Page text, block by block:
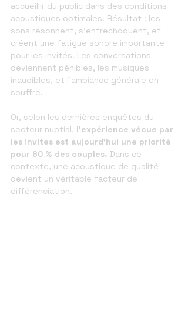
accueillir du public dans des conditions
acoustiques optimales. Résultat : les
sons résonnent, s’entrechoquent, et
créent une fatigue sonore importante
pour les invités. Les conversations
deviennent pénibles, les musiques
inaudibles, et l’ambiance générale en
souffre.
Or, selon les dernières enquêtes du
secteur nuptial, l'expérience vécue par
les invités est aujourd'hui une priorité
pour 60 % des couples. Dans ce
contexte, une acoustique de qualité
devient un véritable facteur de
différenciation.